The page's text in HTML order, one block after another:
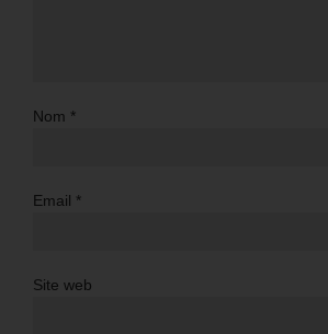
Nom *
Email *
Site web